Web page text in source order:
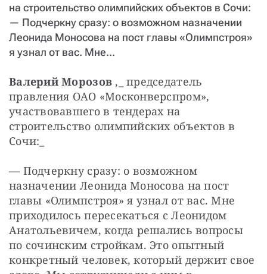
на строительство олимпийских объектов в Сочи:
— Подчеркну сразу: о возможном назначении
Леонида Моносова на пост главы «Олимпстроя»
я узнал от вас. Мне...
Валерий Морозов ,_ председатель
правления ОАО «Москонверспром»,
участвовавшего в тендерах на
строительство олимпийских объектов в
Сочи:_
— Подчеркну сразу: о возможном
назначении Леонида Моносова на пост
главы «Олимпстроя» я узнал от вас. Мне
приходилось пересекаться с Леонидом
Анатольевичем, когда решались вопросы
по сочинским стройкам. Это опытный
конкретный человек, который держит свое